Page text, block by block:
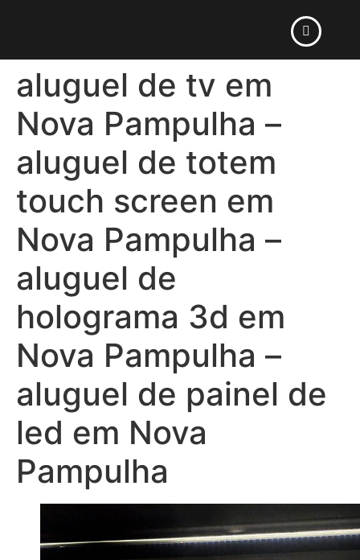
aluguel de tv em
Nova Pampulha –
aluguel de totem
touch screen em
Nova Pampulha –
aluguel de
holograma 3d em
Nova Pampulha –
aluguel de painel de
led em Nova
Pampulha